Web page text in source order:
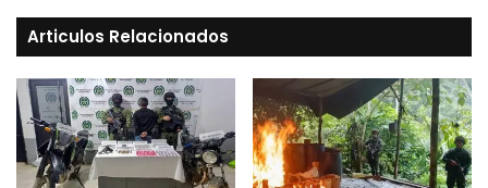
Articulos Relacionados